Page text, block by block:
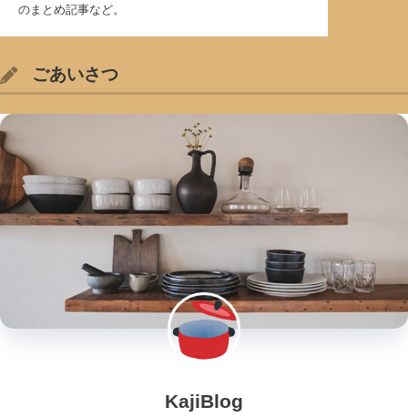
のまとめ記事など。
ごあいさつ
KajiBlog